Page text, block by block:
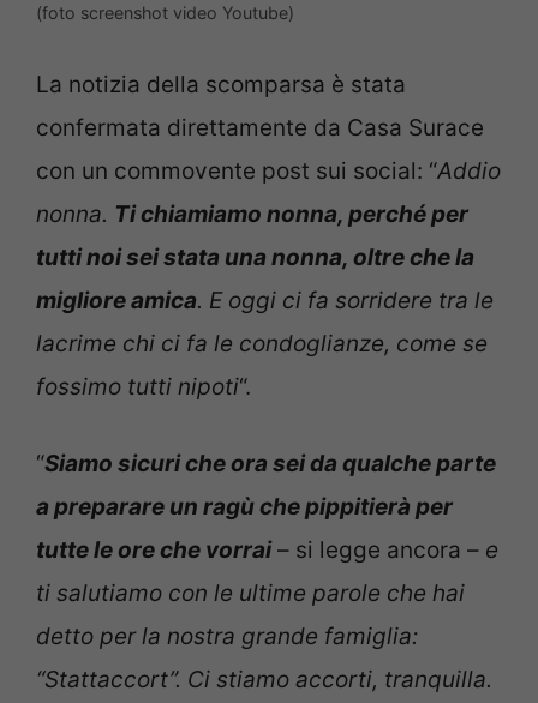
(foto screenshot video Youtube)
La notizia della scomparsa è stata
confermata direttamente da Casa Surace
con un commovente post sui social: “Addio
nonna. Ti chiamiamo nonna, perché per
tutti noi sei stata una nonna, oltre che la
migliore amica. E oggi ci fa sorridere tra le
lacrime chi ci fa le condoglianze, come se
fossimo tutti nipoti“.
“Siamo sicuri che ora sei da qualche parte
a preparare un ragù che pippitierà per
tutte le ore che vorrai– si legge ancora – e
ti salutiamo con le ultime parole che hai
detto per la nostra grande famiglia:
“Stattaccort”. Ci stiamo accorti, tranquilla.